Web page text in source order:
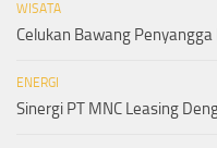
WISATA
Celukan Bawang
ENERGI
Sinergi PT MNC Leasing